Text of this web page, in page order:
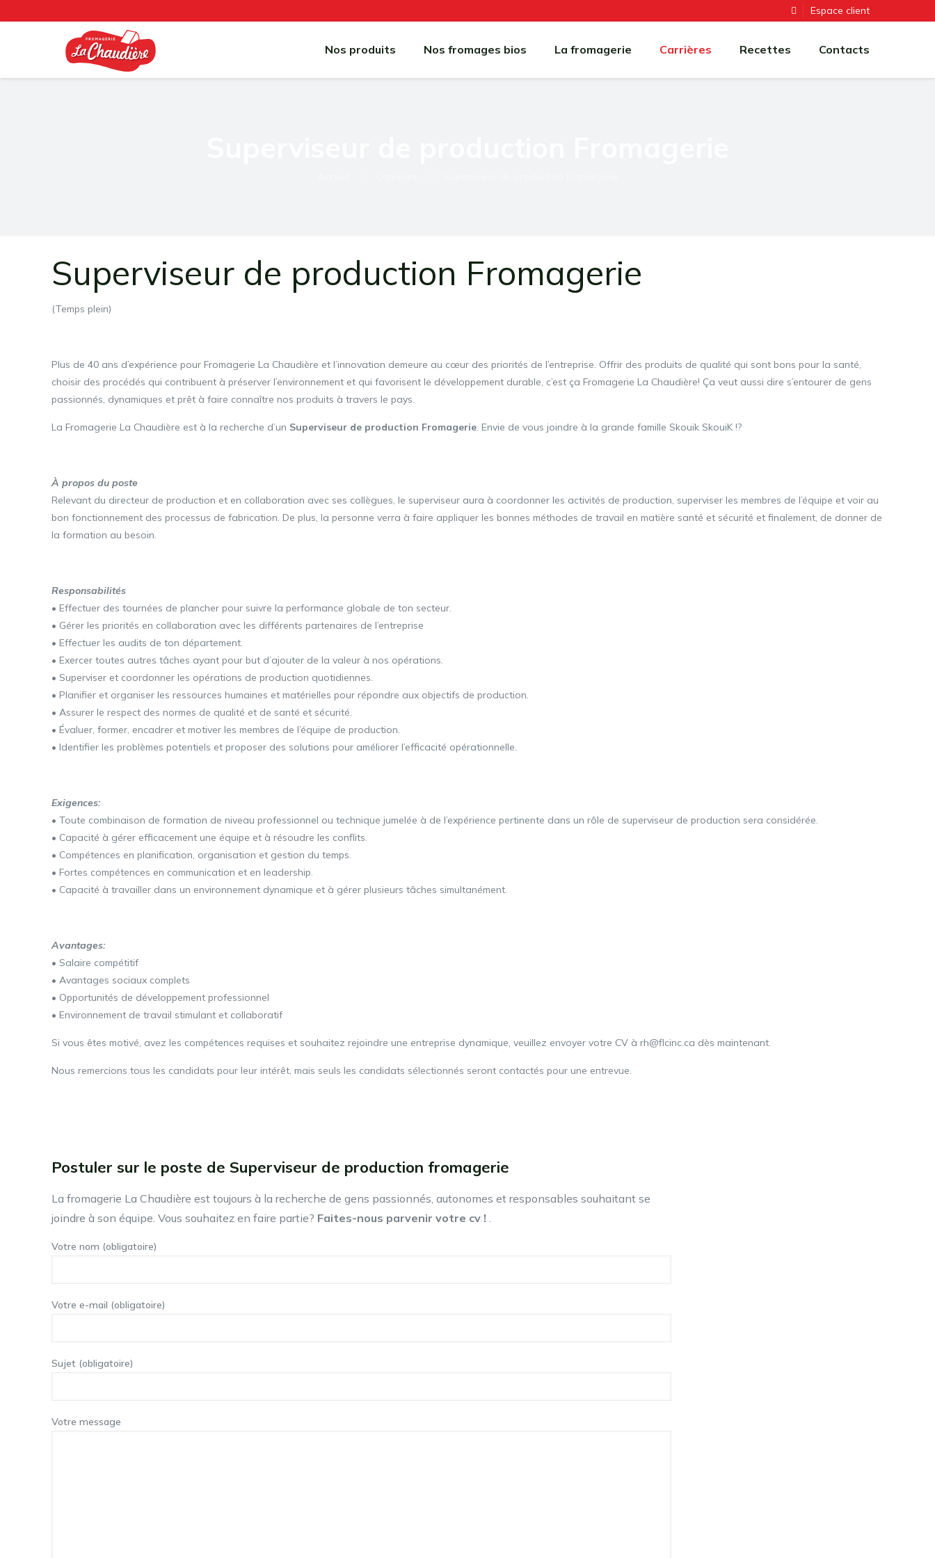
Espace client
Nos produits Nos fromages bios La fromagerie Carrières Recettes Contacts
Superviseur de production Fromagerie
(Temps plein)
Plus de 40 ans d’expérience pour Fromagerie La Chaudière et l’innovation demeure au cœur des priorités de l’entreprise. Offrir des produits de qualité qui sont bons pour la santé,
choisir des procédés qui contribuent à préserver l’environnement et qui favorisent le développement durable, c’est ça Fromagerie La Chaudière! Ça veut aussi dire s’entourer de gens
passionnés, dynamiques et prêt à faire connaître nos produits à travers le pays.
La Fromagerie La Chaudière est à la recherche d’un Superviseur de production Fromagerie. Envie de vous joindre à la grande famille Skouik SkouiK !?
À propos du poste
Relevant du directeur de production et en collaboration avec ses collègues, le superviseur aura à coordonner les activités de production, superviser les membres de l’équipe et voir au
bon fonctionnement des processus de fabrication. De plus, la personne verra à faire appliquer les bonnes méthodes de travail en matière santé et sécurité et finalement, de donner de
la formation au besoin.
Responsabilités
• Effectuer des tournées de plancher pour suivre la performance globale de ton secteur.
• Gérer les priorités en collaboration avec les différents partenaires de l’entreprise
• Effectuer les audits de ton département.
• Exercer toutes autres tâches ayant pour but d’ajouter de la valeur à nos opérations.
• Superviser et coordonner les opérations de production quotidiennes.
• Planifier et organiser les ressources humaines et matérielles pour répondre aux objectifs de production.
• Assurer le respect des normes de qualité et de santé et sécurité.
• Évaluer, former, encadrer et motiver les membres de l’équipe de production.
• Identifier les problèmes potentiels et proposer des solutions pour améliorer l’efficacité opérationnelle.
Exigences:
• Toute combinaison de formation de niveau professionnel ou technique jumelée à de l’expérience pertinente dans un rôle de superviseur de production sera considérée.
• Capacité à gérer efficacement une équipe et à résoudre les conflits.
• Compétences en planification, organisation et gestion du temps.
• Fortes compétences en communication et en leadership.
• Capacité à travailler dans un environnement dynamique et à gérer plusieurs tâches simultanément.
Avantages:
• Salaire compétitif
• Avantages sociaux complets
• Opportunités de développement professionnel
• Environnement de travail stimulant et collaboratif
Si vous êtes motivé, avez les compétences requises et souhaitez rejoindre une entreprise dynamique, veuillez envoyer votre CV à rh@flcinc.ca dès maintenant.
Nous remercions tous les candidats pour leur intérêt, mais seuls les candidats sélectionnés seront contactés pour une entrevue.
Postuler sur le poste de Superviseur de production fromagerie
La fromagerie La Chaudière est toujours à la recherche de gens passionnés, autonomes et responsables souhaitant se
joindre à son équipe. Vous souhaitez en faire partie? Faites-nous parvenir votre cv ! .
Votre nom (obligatoire)
Votre e-mail (obligatoire)
Sujet (obligatoire)
Votre message